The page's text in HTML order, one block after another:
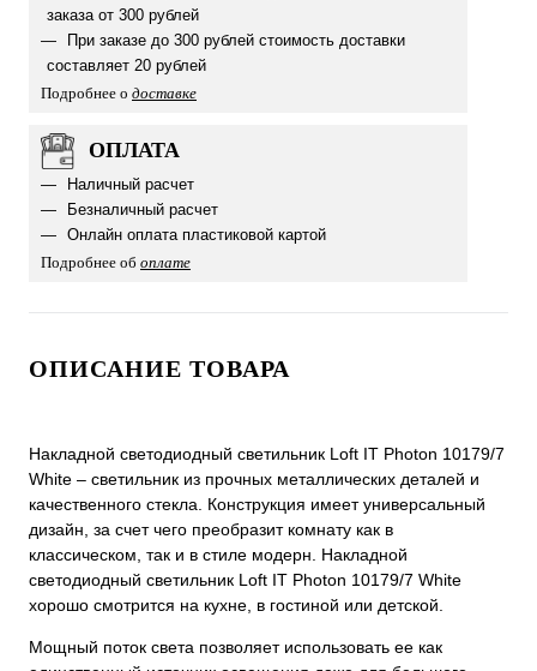
заказа от 300 рублей
При заказе до 300 рублей стоимость доставки
составляет 20 рублей
Подробнее о доставке
ОПЛАТА
Наличный расчет
Безналичный расчет
Онлайн оплата пластиковой картой
Подробнее об оплате
ОПИСАНИЕ ТОВАРА
Накладной светодиодный светильник Loft IT Photon 10179/7
White – светильник из прочных металлических деталей и
качественного стекла. Конструкция имеет универсальный
дизайн, за счет чего преобразит комнату как в
классическом, так и в стиле модерн. Накладной
светодиодный светильник Loft IT Photon 10179/7 White
хорошо смотрится на кухне, в гостиной или детской.
Мощный поток света позволяет использовать ее как